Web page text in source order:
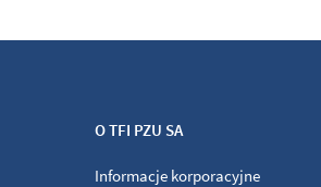
O TFI PZU SA
Informacje korporacyjne